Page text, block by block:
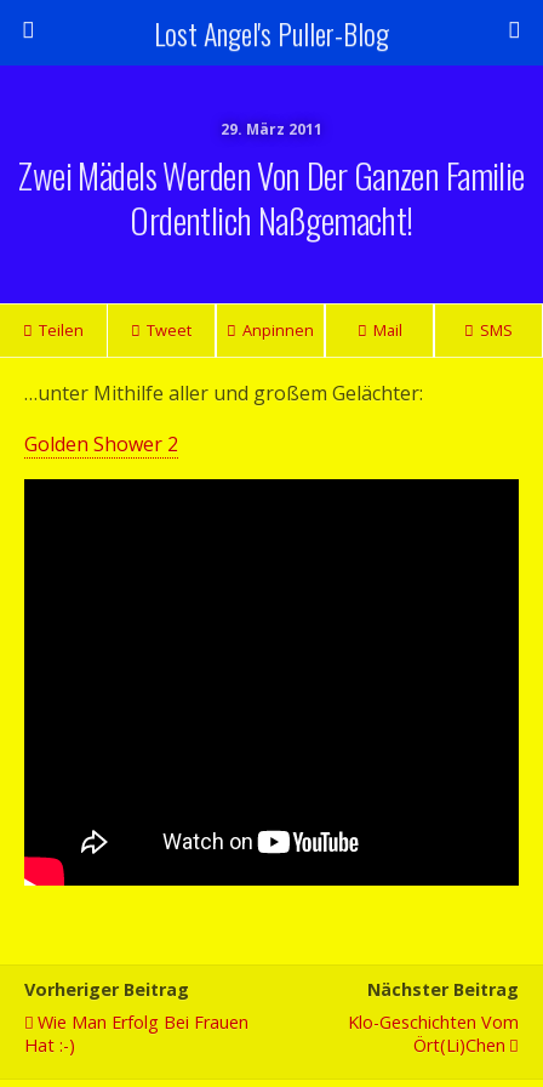
Lost Angel's Puller-Blog
29. März 2011
Zwei Mädels Werden Von Der Ganzen Familie
Ordentlich Naßgemacht!
Teilen Tweet Anpinnen Mail SMS
…unter Mithilfe aller und großem Gelächter:
Golden Shower 2
Vorheriger Beitrag
Wie Man Erfolg Bei Frauen
Hat :-)
Nächster Beitrag
Klo-Geschichten Vom
Ört(li)chen